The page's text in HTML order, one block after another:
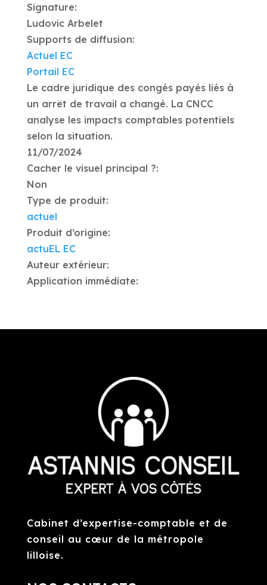
Signature:
Ludovic Arbelet
Supports de diffusion:
Actuel EC
Portail EC
Le cadre juridique des congés payés liés à
un arrêt de travail a changé. La CNCC
analyse les impacts comptables potentiels
selon la situation.
11/07/2024
Cacher le visuel principal ?:
Non
Type de produit:
actuel
Produit d’origine:
actuEL EC
Auteur extérieur:
Application immédiate:
Cabinet d’expertise-comptable et de
conseil au cœur de la métropole
lilloise.